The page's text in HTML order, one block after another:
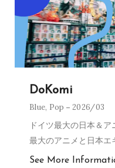
DoKomi
Blue, Pop 2026/03
ドイツ最大の日本＆
最大のアニメと日本エ
See More